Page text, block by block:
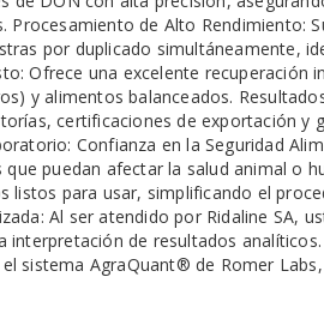
Procesamiento de Alto Rendimiento:
por duplicado simultáneamente,
Ofrece una excelente recuperación
y alimentos balanceados.
certificaciones de exportación y
Confianza en la Seguridad
puedan afectar la salud animal o
listos para usar, simplificando el
Al ser atendido por Ridaline SA,
de resultados
sistema AgraQuant® de Romer